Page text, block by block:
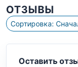
ОТЗЫВЫ
Оставить